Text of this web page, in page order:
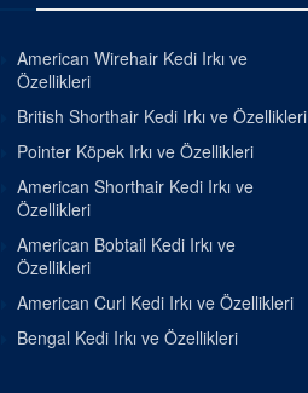
American Wirehair Kedi Irkı ve
Özellikleri
British Shorthair Kedi Irkı ve Özellikleri
Pointer Köpek Irkı ve Özellikleri
American Shorthair Kedi Irkı ve
Özellikleri
American Bobtail Kedi Irkı ve
Özellikleri
American Curl Kedi Irkı ve Özellikleri
Bengal Kedi Irkı ve Özellikleri